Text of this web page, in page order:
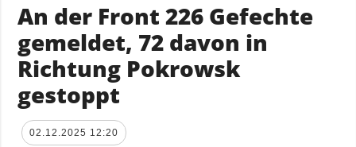
An der Front 226 Gefechte
gemeldet, 72 davon in
Richtung Pokrowsk
gestoppt
02.12.2025 12:20